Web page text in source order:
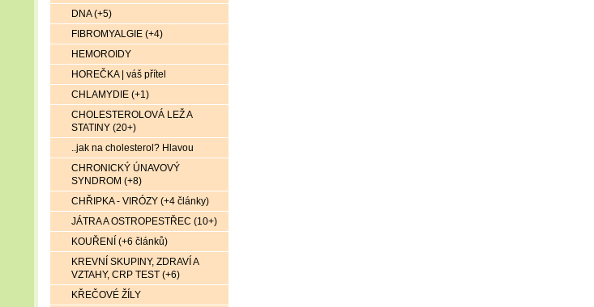
DNA (+5)
FIBROMYALGIE (+4)
HEMOROIDY
HOREČKA | váš přítel
CHLAMYDIE (+1)
CHOLESTEROLOVÁ LEŽ A
STATINY (20+)
..jak na cholesterol? Hlavou
CHRONICKÝ ÚNAVOVÝ
SYNDROM (+8)
CHŘIPKA - VIRÓZY (+4 články)
JÁTRA A OSTROPESTŘEC (10+)
KOUŘENÍ (+6 článků)
KREVNÍ SKUPINY, ZDRAVÍ A
VZTAHY, CRP TEST (+6)
KŘEČOVÉ ŽÍLY